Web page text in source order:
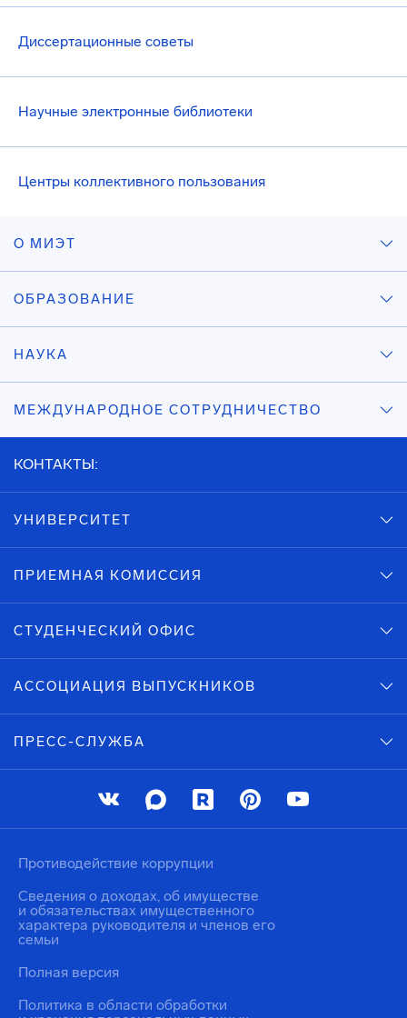
Диссертационные советы
Научные электронные библиотеки
Центры коллективного пользования
О МИЭТ
ОБРАЗОВАНИЕ
НАУКА
МЕЖДУНАРОДНОЕ СОТРУДНИЧЕСТВО
КОНТАКТЫ:
УНИВЕРСИТЕТ
ПРИЕМНАЯ КОМИССИЯ
СТУДЕНЧЕСКИЙ ОФИС
АССОЦИАЦИЯ ВЫПУСКНИКОВ
ПРЕСС-СЛУЖБА
Политика в области обработки
Противодействие коррупции
Сведения о доходах, об имуществе
и обязательствах имущественного
характера руководителя и членов его
семьи
Полная версия